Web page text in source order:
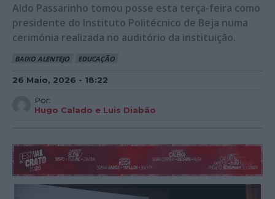
Aldo Passarinho tomou posse esta terça-feira como
presidente do Instituto Politécnico de Beja numa
cerimónia realizada no auditório da instituição.
BAIXO ALENTEJO EDUCAÇÃO
26 Maio, 2026 - 18:22
Por:
Hugo Calado e Luis Diabão